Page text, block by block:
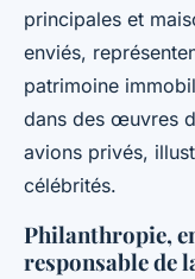
principales et
enviés,
patrimoine
dans des œuvres
avions privés,
célébrités.
Philanthropie,
responsable de